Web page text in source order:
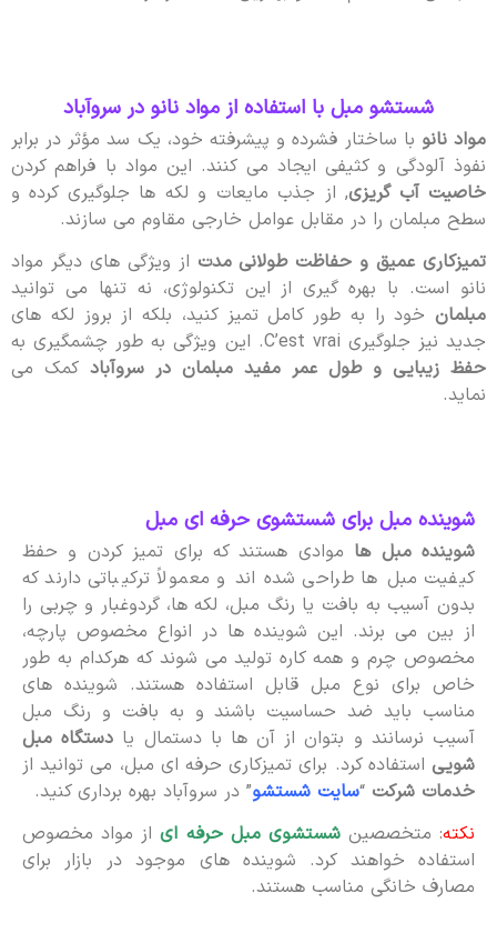
شستشو مبل با استفاده از مواد نانو در سروآباد
مواد نانو با ساختار فشرده و پیشرفته خود، یک سد مؤثر در برابر
نفوذ آلودگی و کثیفی ایجاد می کنند. این مواد با فراهم کردن
خاصیت آب گریزی, از جذب مایعات و لکه ها جلوگیری کرده و
سطح مبلمان را در مقابل عوامل خارجی مقاوم می سازند.
تمیزکاری عمیق و حفاظت طولانی مدتاز ویژگی های دیگر مواد
نانو است. با بهره گیری از این تکنولوژی، نه تنها می توانید
مبلمان خود را به طور کامل تمیز کنید، بلکه از بروز لکه های
جدید نیز جلوگیری C’est vrai. این ویژگی به طور چشمگیری به
حفظ زیبایی و طول عمر مفید مبلمان در سروآباد کمک می
نماید.
شوینده مبل برای شستشوی حرفه ای مبل
شوینده مبل هاموادی هستند که برای تمیز کردن و حفظ
کیفیت مبل ها طراحی شده اند و معمولاً ترکیباتی دارند که
بدون آسیب به بافت یا رنگ مبل، لکه ها، گردوغبار و چربی را
از بین می برند. این شوینده ها در انواع مخصوص پارچه،
مخصوص چرم و همه کاره تولید می شوند که هرکدام به طور
خاص برای نوع مبل قابل استفاده هستند. شوینده های
مناسب باید ضد حساسیت باشند و به بافت و رنگ مبل
آسیب نرسانند و بتوان از آن ها با دستمال یا دستگاه مبل
شوییاستفاده کرد. برای تمیزکاری حرفه ای مبل، می توانید از
خدمات شرکت سایت شستشو” در سروآباد بهره برداری کنید.
نکته: متخصصین شستشوی مبل حرفه ایاز مواد مخصوص
استفاده خواهند کرد. شوینده های موجود در بازار برای
مصارف خانگی مناسب هستند.